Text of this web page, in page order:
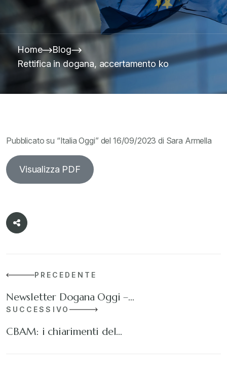
Home
Blog
Rettifica in dogana, accertamento ko
Pubblicato su “Italia Oggi” del 16/09/2023 di Sara Armella
Visualizza PDF
PRECEDENTE
Newsletter Dogana Oggi –…
SUCCESSIVO
CBAM: i chiarimenti del…